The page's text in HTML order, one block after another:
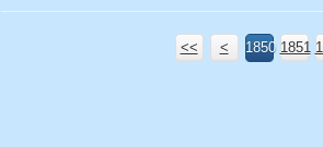
<< < 1800
1810
1820
1830
1840
1850 1851